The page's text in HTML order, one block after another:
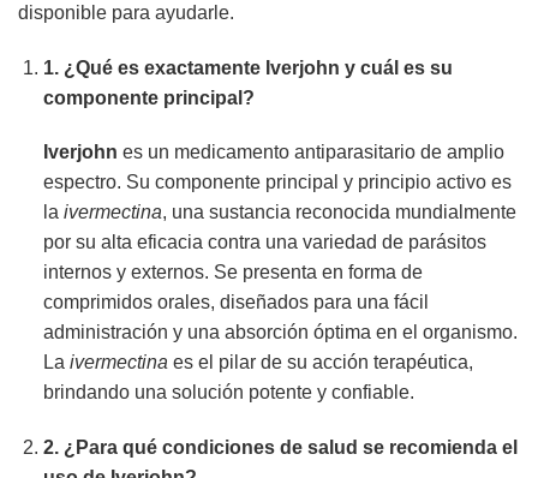
disponible para ayudarle.
1. ¿Qué es exactamente Iverjohn y cuál es su
componente principal?
Iverjohn es un medicamento antiparasitario de amplio
espectro. Su componente principal y principio activo es
la ivermectina, una sustancia reconocida mundialmente
por su alta eficacia contra una variedad de parásitos
internos y externos. Se presenta en forma de
comprimidos orales, diseñados para una fácil
administración y una absorción óptima en el organismo.
La ivermectina es el pilar de su acción terapéutica,
brindando una solución potente y confiable.
2. ¿Para qué condiciones de salud se recomienda el